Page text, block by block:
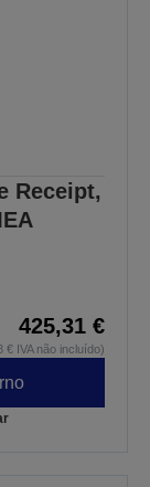
Receipt,
425,31 €
€ IVA não incluído)